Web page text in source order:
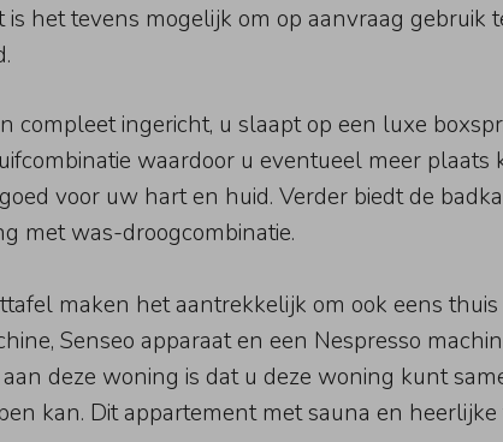
het tevens mogelijk om op aanvraag gebruik
compleet ingericht, u slaapt op een luxe
waardoor u eventueel meer
voor uw hart en huid. Verder biedt de
met was-droogcombinatie.
maken het aantrekkelijk om ook eens
Senseo apparaat en een Nespresso
deze woning is dat u deze woning kunt
kan. Dit appartement met sauna en